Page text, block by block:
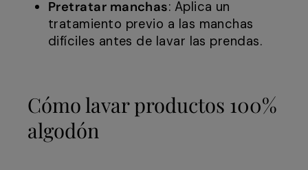
Pretratar manchas: Aplica un
tratamiento previo a las manchas
difíciles antes de lavar las prendas.
Cómo lavar productos 100%
algodón